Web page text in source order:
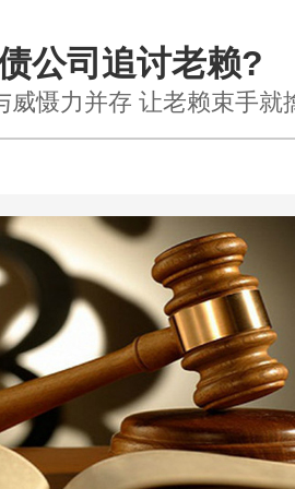
公司追讨老赖?
威慑力并存 让老赖束手就